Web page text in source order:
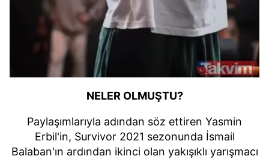
NELER OLMUŞTU?
Paylaşımlarıyla adından söz ettiren Yasmin
Erbil'in, Survivor 2021 sezonunda İsmail
Balaban'ın ardından ikinci olan yakışıklı yarışmacı